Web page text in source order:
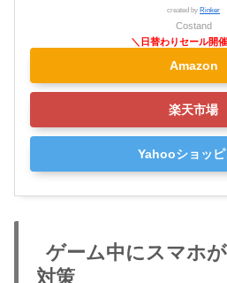
created by Rinker
Costand
Amazon
楽天市場
Yahooショッピ
ゲーム中にスマホ
対策